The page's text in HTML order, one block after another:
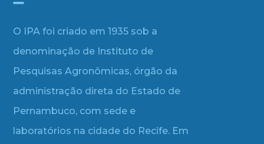
O IPA foi criado em 1935 sob a
denominação de Instituto de
Pesquisas Agronômicas, órgão da
administração direta do Estado de
Pernambuco, com sede e
laboratórios na cidade do Recife. Em